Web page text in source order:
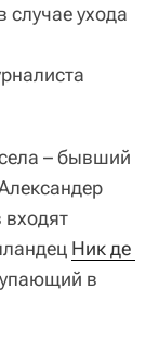
ухода
– бывший
входят
Ник де
в